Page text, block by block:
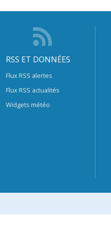
RSS ET DONNÉES
Flux RSS alertes
Flux RSS actualités
Widgets météo